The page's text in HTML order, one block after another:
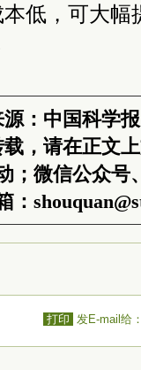
低，可大幅
：中国科学
，请在正文
；微信公众号
打印 发E-mail给